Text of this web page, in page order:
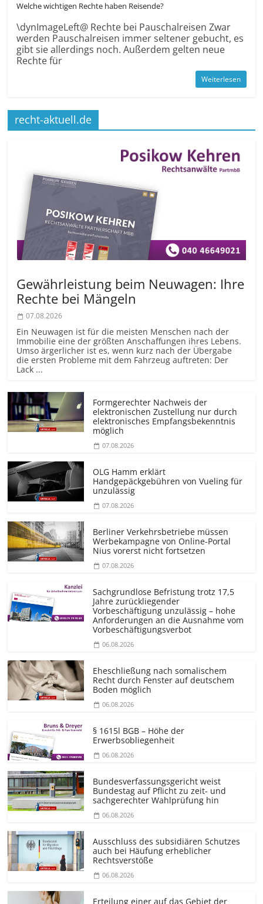
Welche wichtigen Rechte haben Reisende?
­\dynImageLeft@ Rechte bei Pauschal­reisen Zwar
werden Pauschal­reisen immer seltener gebucht, es
gibt sie allerdings noch. Außerdem gelten neue
Rechte für
Weiterlesen
recht-aktuell.de
Gewährleistung beim Neuwagen: Ihre
Rechte bei Mängeln
07.08.2026
Ein Neuwagen ist für die meisten Menschen nach der
Immobilie eine der größten Anschaffungen ihres Lebens.
Umso ärgerlicher ist es, wenn kurz nach der Übergabe
die ersten Probleme mit dem Fahrzeug auftreten: Der
Lack ...
Formgerechter Nachweis der
elektronischen Zustellung nur durch
elektronisches Empfangsbekenntnis
möglich
07.08.2026
OLG Hamm erklärt
Handgepäckgebühren von Vueling für
unzulässig
07.08.2026
Berliner Verkehrsbetriebe müssen
Werbekampagne von Online-Portal
Nius vorerst nicht fortsetzen
07.08.2026
Sachgrundlose Befristung trotz 17,5
Jahre zurückliegender
Vorbeschäftigung unzulässig – hohe
Anforderungen an die Ausnahme vom
Vorbeschäf­tigungsverbot
06.08.2026
Eheschließung nach somalischem
Recht durch Fenster auf deutschem
Boden möglich
06.08.2026
§ 1615l BGB – Höhe der
Erwerbsobliegenheit
06.08.2026
Bundesver­fassungsgericht weist
Bundestag auf Pflicht zu zeit- und
sachgerechter Wahlprüfung hin
06.08.2026
Ausschluss des subsidiären Schutzes
auch bei Häufung erheblicher
Rechtsverstöße
06.08.2026
Erteilung einer auf das Gebiet der